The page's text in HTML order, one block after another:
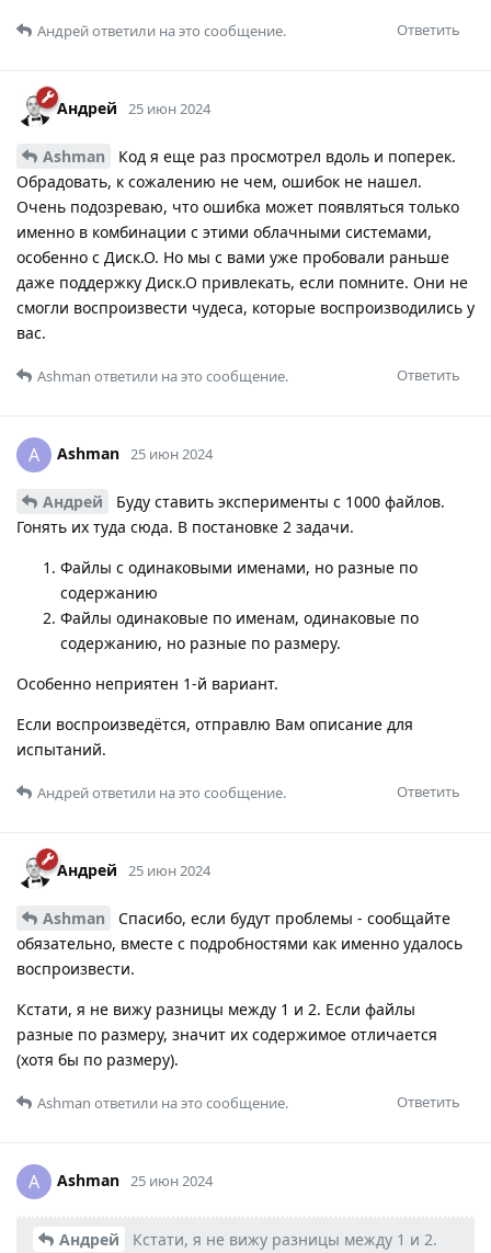
Ответить
Андрейответили на это сообщение.
Андрей 25 июн 2024
Ashman
Код я еще раз просмотрел вдоль и поперек.
Обрадовать, к сожалению не чем, ошибок не нашел.
Очень подозреваю, что ошибка может появляться только
именно в комбинации с этими облачными системами,
особенно с Диск.О. Но мы с вами уже пробовали раньше
даже поддержку Диск.О привлекать, если помните. Они не
смогли воспроизвести чудеса, которые воспроизводились у
вас.
Ответить
Ashman ответили на это сообщение.
A Ashman 25 июн 2024
Андрей
Буду ставить эксперименты с 1000 файлов.
Гонять их туда сюда. В постановке 2 задачи.
Файлы с одинаковыми именами, но разные по
содержанию
Файлы одинаковые по именам, одинаковые по
содержанию, но разные по размеру.
Особенно неприятен 1-й вариант.
Если воспроизведётся, отправлю Вам описание для
испытаний.
Ответить
Андрейответили на это сообщение.
Андрей 25 июн 2024
Ashman
Спасибо, если будут проблемы - сообщайте
обязательно, вместе с подробностями как именно удалось
воспроизвести.
Кстати, я не вижу разницы между 1 и 2. Если файлы
разные по размеру, значит их содержимое отличается
(хотя бы по размеру).
Ответить
Ashman ответили на это сообщение.
A Ashman 25 июн 2024
Андрей
Кстати, я не вижу разницы между 1 и 2.